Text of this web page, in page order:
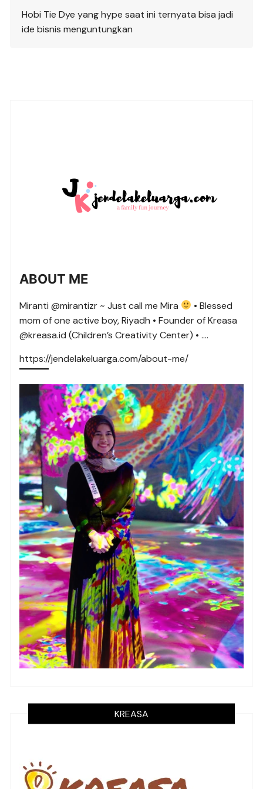
Hobi Tie Dye yang hype saat ini ternyata bisa jadi
ide bisnis menguntungkan
ABOUT ME
Miranti @mirantizr ~ Just call me Mira
• Blessed
mom of one active boy, Riyadh • Founder of Kreasa
@kreasa.id (Children’s Creativity Center) • ….
https://jendelakeluarga.com/about-me/
KREASA